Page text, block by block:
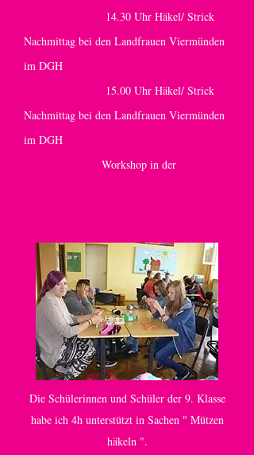
14.30 Uhr Häkel/ Strick
Nachmittag bei den Landfrauen Viermünden
im DGH
15.00 Uhr Häkel/ Strick
Nachmittag bei den Landfrauen Viermünden
im DGH
Workshop in der
Die Schülerinnen und Schüler der 9. Klasse
habe ich 4h unterstützt in Sachen " Mützen
häkeln ".